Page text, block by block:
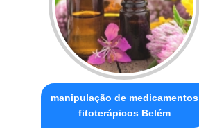
manipulação de medicamentos
fitoterápicos Belém